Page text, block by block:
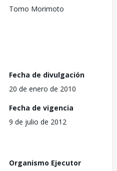
Tomo Morimoto
Fecha de divulgación
20 de enero de 2010
Fecha de vigencia
9 de julio de 2012
Organismo Ejecutor